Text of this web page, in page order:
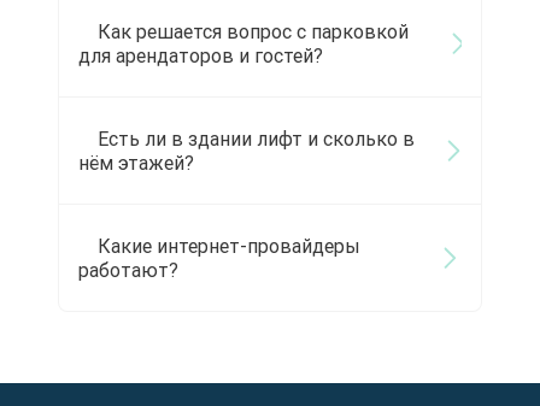
Как решается вопрос с парковкой
для арендаторов и гостей?
Есть ли в здании лифт и сколько в
нём этажей?
Какие интернет-провайдеры
работают?